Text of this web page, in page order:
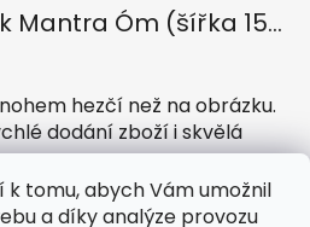
k tomu, abych Vám umožnil
a díky analýze provozu
Měděný náramek Mantra Óm (šířka 15 mm)
z 5 hvězdiček.
hezčí než na obrázku.
dodání zboží i skvělá